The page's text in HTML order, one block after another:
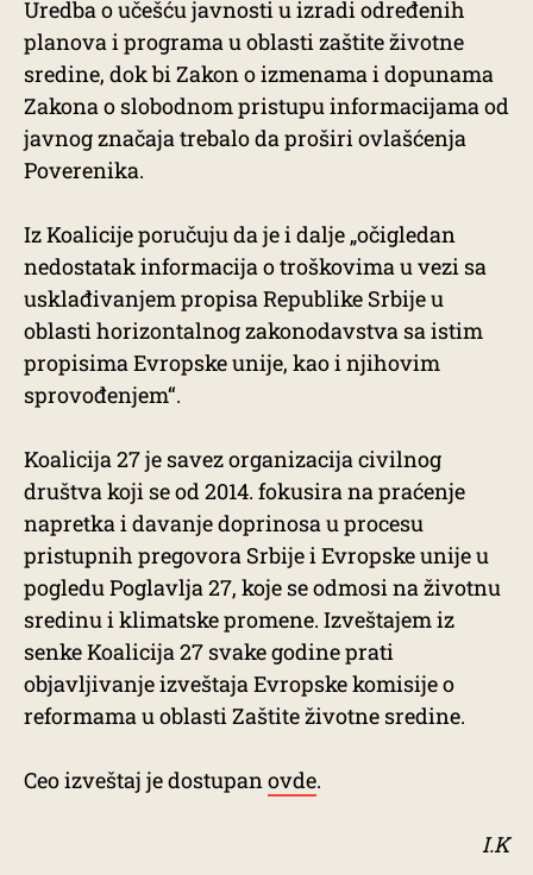
Uredba o učešću javnosti u izradi određenih
planova i programa u oblasti zaštite životne
sredine, dok bi Zakon o izmenama i dopunama
Zakona o slobodnom pristupu informacijama od
javnog značaja trebalo da proširi ovlašćenja
Poverenika.
Iz Koalicije poručuju da je i dalje „očigledan
nedostatak informacija o troškovima u vezi sa
usklađivanjem propisa Republike Srbije u
oblasti horizontalnog zakonodavstva sa istim
propisima Evropske unije, kao i njihovim
sprovođenjem“.
Koalicija 27 je savez organizacija civilnog
društva koji se od 2014. fokusira na praćenje
napretka i davanje doprinosa u procesu
pristupnih pregovora Srbije i Evropske unije u
pogledu Poglavlja 27, koje se odmosi na životnu
sredinu i klimatske promene. Izveštajem iz
senke Koalicija 27 svake godine prati
objavljivanje izveštaja Evropske komisije o
reformama u oblasti Zaštite životne sredine.
Ceo izveštaj je dostupan ovde.
I.K